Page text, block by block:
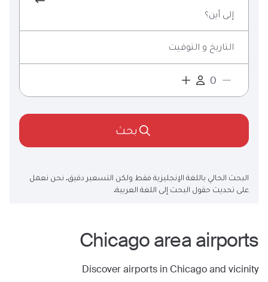
إلى أين؟
التاريخ و التوقيت
بحث
البحث الحالي باللغة الإنجليزية فقط ولكن التسعير دقيق. نحن نعمل
على تحديث حقول البحث إلى اللغة العربية.
Chicagoarea airports
Discover airports inChicagoand vicinity